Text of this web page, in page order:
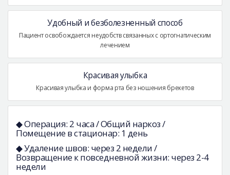
Удобный и безболезненный способ
Пациент освобождается неудобств связанных с ортогнатическим
лечением
Красивая улыбка
Красивая улыбка и форма рта без ношения брекетов
◆ Операция: 2 часа / Общий наркоз /
Помещение в стационар: 1 день
◆ Удаление швов: через 2 недели /
Возвращение к повседневной жизни: через 2-4
недели